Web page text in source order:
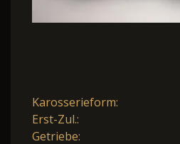
Karosserieform:
Erst-Zul.:
Getriebe: